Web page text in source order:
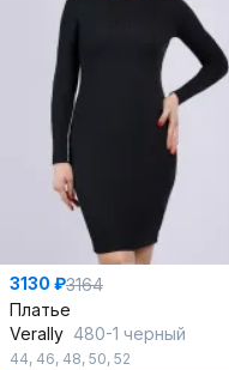
3130 ₽3164
Платье
Verally 480-1 черный
44, 46, 48, 50, 52